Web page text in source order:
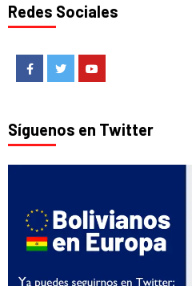
Redes Sociales
FacebookTwitter
Síguenos en Twitter